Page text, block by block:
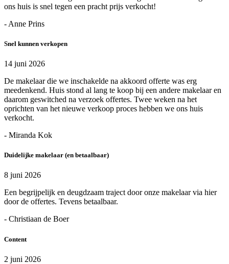
ons huis is snel tegen een pracht prijs verkocht!
- Anne Prins
Snel kunnen verkopen
14 juni 2026
De makelaar die we inschakelde na akkoord offerte was erg
meedenkend. Huis stond al lang te koop bij een andere makelaar en
daarom geswitched na verzoek offertes. Twee weken na het
oprichten van het nieuwe verkoop proces hebben we ons huis
verkocht.
- Miranda Kok
Duidelijke makelaar (en betaalbaar)
8 juni 2026
Een begrijpelijk en deugdzaam traject door onze makelaar via hier
door de offertes. Tevens betaalbaar.
- Christiaan de Boer
Content
2 juni 2026